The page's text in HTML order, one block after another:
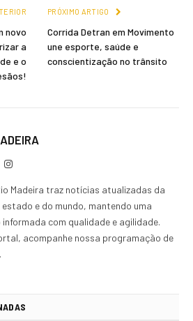
novo
a
e o
PRÓXIMO ARTIGO
Corrida Detran em Movimento
une esporte, saúde e
conscientização no trânsito
Instagram
Madeira traz notícias atualizadas da
e do mundo, mantendo uma
com qualidade e agilidade.
acompanhe nossa programação de